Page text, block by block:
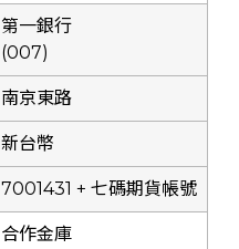
第一銀行
(007)
南京東路
新台幣
7001431 + 七碼期貨帳號
合作金庫